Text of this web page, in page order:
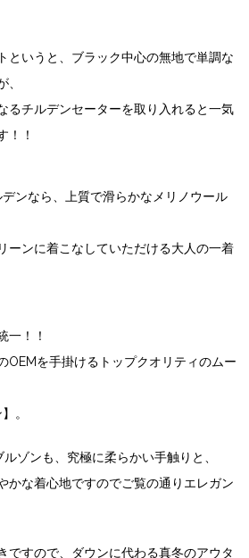
というと、ブラック中心の無地で単調な
、
るチルデンセーターを取り入れると一気
！！
ンなら、上質で滑らかなメリノウール
ーンに着こなしていただける大人の一着
一！！
OEMを手掛けるトップクオリティのムー
。
ゾンも、究極に柔らかい手触りと、
かな着心地ですのでご覧の通りエレガン
ですので、ダウンに代わる真冬のアウタ